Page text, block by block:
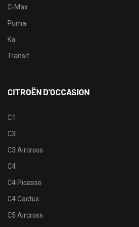
C-Max
Puma
Ka
Transit
CITROËN D’OCCASION
C1
C3
C3 Aircross
C4
C4 Picasso
C4 Cactus
C5 Aircross